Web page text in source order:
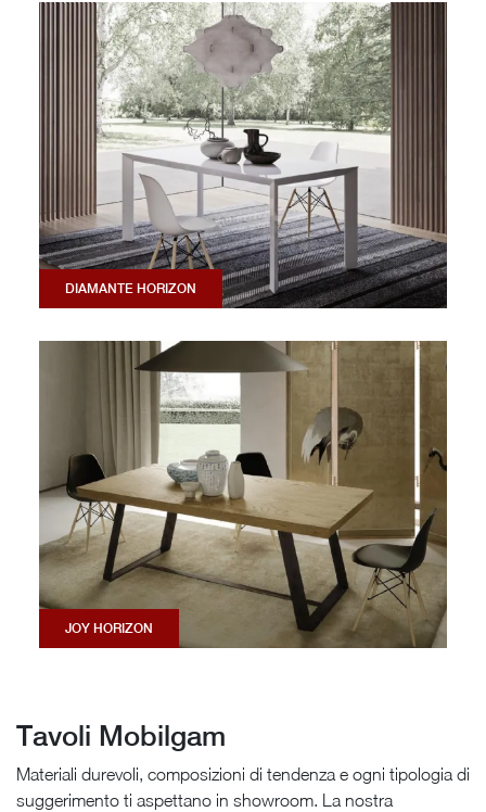
DIAMANTE HORIZON
JOY HORIZON
Tavoli Mobilgam
Materiali durevoli, composizioni di tendenza e ogni tipologia di
suggerimento ti aspettano in showroom. La nostra